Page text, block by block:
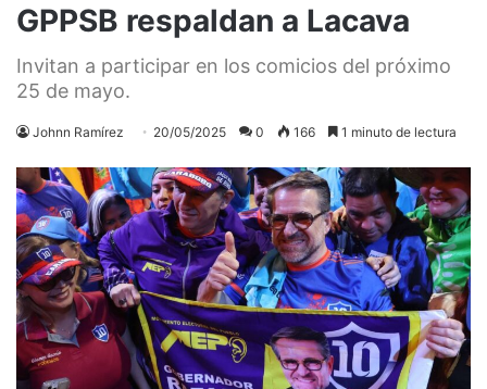
GPPSB respaldan a Lacava
Invitan a participar en los comicios del próximo
25 de mayo.
Johnn Ramírez 20/05/2025 0 166 1 minuto de lectura